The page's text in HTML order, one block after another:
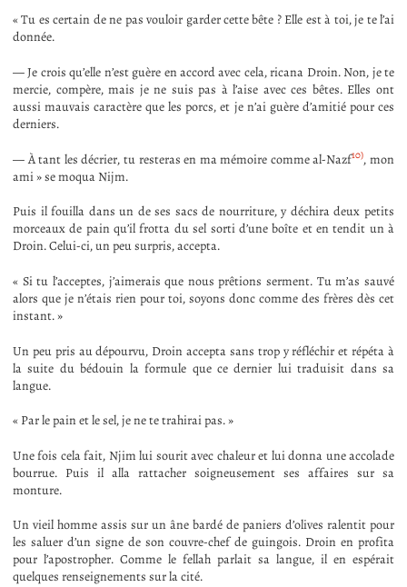
« Tu es certain de ne pas vouloir garder cette bête ? Elle est à toi, je te l’ai
donnée.
— Je crois qu’elle n’est guère en accord avec cela, ricana Droin. Non, je te
mercie, compère, mais je ne suis pas à l’aise avec ces bêtes. Elles ont
aussi mauvais caractère que les porcs, et je n’ai guère d’amitié pour ces
derniers.
— À tant les décrier, tu resteras en ma mémoire comme al-Nazf10), mon
ami » se moqua Nijm.
Puis il fouilla dans un de ses sacs de nourriture, y déchira deux petits
morceaux de pain qu’il frotta du sel sorti d’une boîte et en tendit un à
Droin. Celui-ci, un peu surpris, accepta.
« Si tu l’acceptes, j’aimerais que nous prêtions serment. Tu m’as sauvé
alors que je n’étais rien pour toi, soyons donc comme des frères dès cet
instant. »
Un peu pris au dépourvu, Droin accepta sans trop y réfléchir et répéta à
la suite du bédouin la formule que ce dernier lui traduisit dans sa
langue.
« Par le pain et le sel, je ne te trahirai pas. »
Une fois cela fait, Njim lui sourit avec chaleur et lui donna une accolade
bourrue. Puis il alla rattacher soigneusement ses affaires sur sa
monture.
Un vieil homme assis sur un âne bardé de paniers d’olives ralentit pour
les saluer d’un signe de son couvre-chef de guingois. Droin en profita
pour l’apostropher. Comme le fellah parlait sa langue, il en espérait
quelques renseignements sur la cité.